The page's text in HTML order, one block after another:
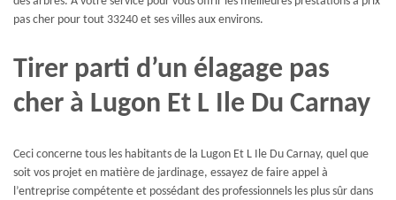
pas cher pour tout 33240 et ses villes aux environs.
Tirer parti d’un élagage pas
cher à Lugon Et L Ile Du Carnay
Ceci concerne tous les habitants de la Lugon Et L Ile Du Carnay, quel que
soit vos projet en matière de jardinage, essayez de faire appel à
l’entreprise compétente et possédant des professionnels les plus sûr dans